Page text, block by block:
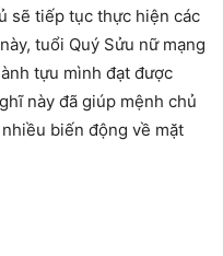
sẽ tiếp tục thực hiện các
tuổi Quý Sửu nữ mạng
tựu mình đạt được
này đã giúp mệnh chủ
biến động về mặt